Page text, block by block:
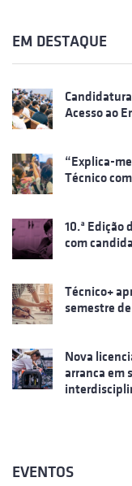
EM DESTAQUE
Acesso ao
“Explica-
Técnico
10.ª Edição
com
Técnico+
semestre
Nova
arranca em
EVENTOS